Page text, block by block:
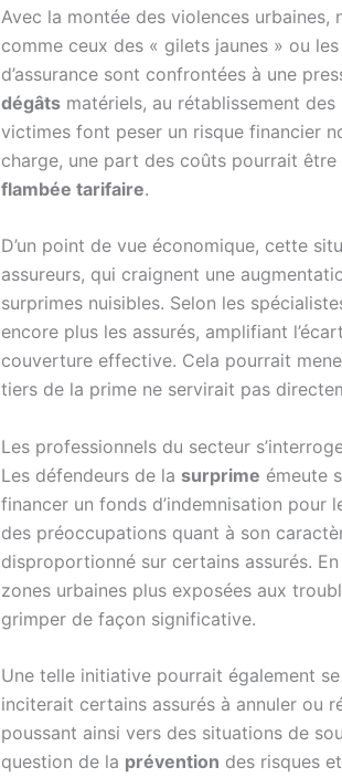
Avec la montée des violences
comme ceux des « gilets jaunes » ou
d’assurance sont confrontées à une
dégâts matériels, au rétablissement
victimes font peser un risque financier
charge, une part des coûts pourrait
flambée tarifaire.
D’un point de vue économique, cette
assureurs, qui craignent une
surprimes nuisibles. Selon les
encore plus les assurés, amplifiant
couverture effective. Cela pourrait
tiers de la prime ne servirait pas
Les professionnels du secteur
Les défendeurs de la surprime émeute
financer un fonds d’indemnisation pour
des préoccupations quant à son
disproportionné sur certains assurés.
zones urbaines plus exposées aux
grimper de façon significative.
Une telle initiative pourrait également
inciterait certains assurés à annuler ou
poussant ainsi vers des situations de
question de la prévention des risques